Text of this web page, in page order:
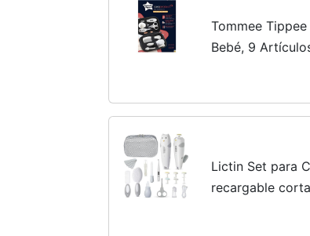
Tommee
Bebé, 9
Lictin Set para
recargable